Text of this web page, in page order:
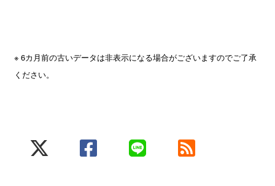
※ 6カ月前の古いデータは非表示になる場合がございますのでご了承
ください。